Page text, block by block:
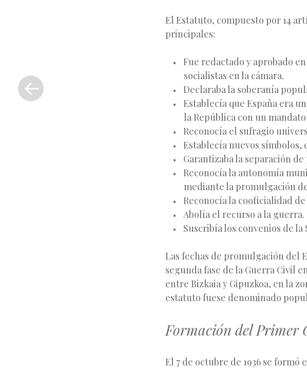
El Estatuto, compuesto por 14
principales:
Fue redactado y aprobado
socialistas en la cámara.
Declaraba la soberanía
Establecía que España era
la República con un mandato
Reconocía el sufragio
Establecía nuevos símbolos,
Garantizaba la separación
Reconocía la autonomía
mediante la promulgación
Reconocía la cooficialidad de
Abolía el recurso a la guerra.
Suscribía los convenios de la
Las fechas de promulgación del
segunda fase de la Guerra Civil
entre Bizkaia y Gipuzkoa, en la
estatuto fuese denominado
Formación del Primer
El 7 de octubre de 1936 se formó
Entrada
anterior